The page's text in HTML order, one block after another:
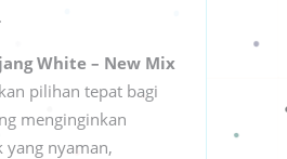
White – New Mix
pilihan tepat bagi
menginginkan
yang nyaman,